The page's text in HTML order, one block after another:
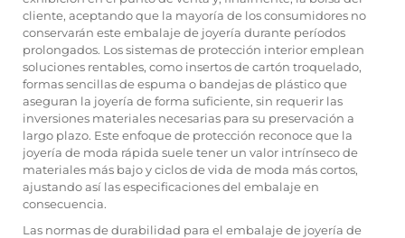
cliente, aceptando que la mayoría de los consumidores no
conservarán este embalaje de joyería durante períodos
prolongados. Los sistemas de protección interior emplean
soluciones rentables, como insertos de cartón troquelado,
formas sencillas de espuma o bandejas de plástico que
aseguran la joyería de forma suficiente, sin requerir las
inversiones materiales necesarias para su preservación a
largo plazo. Este enfoque de protección reconoce que la
joyería de moda rápida suele tener un valor intrínseco de
materiales más bajo y ciclos de vida de moda más cortos,
ajustando así las especificaciones del embalaje en
consecuencia.
Las normas de durabilidad para el embalaje de joyería de